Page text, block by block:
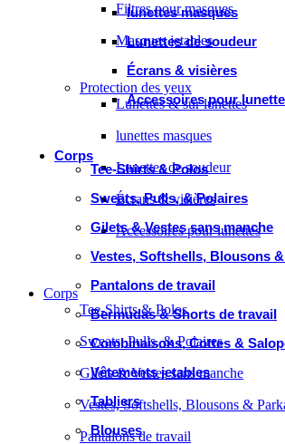
lunettes masques
Lunettes de soudeur
Écrans & visières
Accessoires pour
Corps
Tee-Shirts & Polos
Sweats, Pulls, & Polaires
Gilets & Vestes sans manche
Vestes, Softshells, Blousons
Pantalons de travail
Bermudas & Shorts de travail
Combinaisons, Cottes &
Vêtements jetables
Tabliers
Blouses
Filtres pour masques
Masques jetables
Protection des yeux
Lunettes & sur lunettes
lunettes masques
Lunettes de soudeur
Écrans & visières
Accessoires pour lunettes
Corps
Tee-Shirts & Polos
Sweats, Pulls, & Polaires
Gilets & Vestes sans manche
Vestes, Softshells, Blousons &
Pantalons de travail